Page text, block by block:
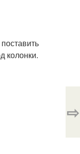
колонки.
⇨